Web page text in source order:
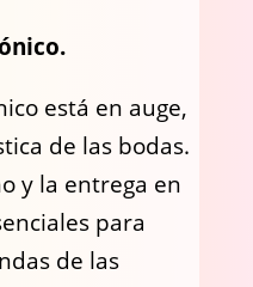
está en auge,
de las bodas.
y la entrega en
para
de las